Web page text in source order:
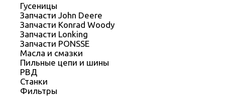
Гусеницы
Запчасти John Deere
Запчасти Konrad Woody
Запчасти Lonking
Запчасти PONSSE
Масла и смазки
Пильные цепи и шины
РВД
Станки
Фильтры